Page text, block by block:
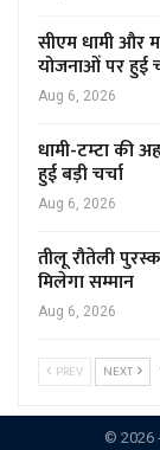
सीएम धामी और
योजनाओं पर हुई
Aug 6, 2026
धामी-टम्टा की
हुई बड़ी चर्चा
Aug 6, 2026
तीलू रौतेली
मिलेगा सम्मान
Aug 6, 2026
PREV NEXT
© 2026